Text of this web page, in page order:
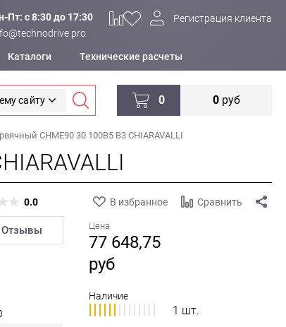
Пт: c 8:30 до 17:30
Регистрация клиента
Каталоги Технические расчеты
сайту 0 0руб
CHME90 30 100B5 B3 CHIARAVALLI
0.0 В избранное Сравнить
Цена
77 648,75
руб
Наличие
1 шт.
Отзывы